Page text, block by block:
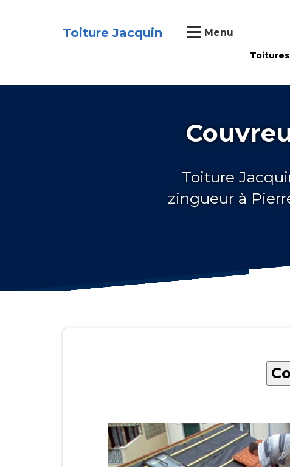
Toiture Jacquin Menu
Toitures
Toiture
zingueur à